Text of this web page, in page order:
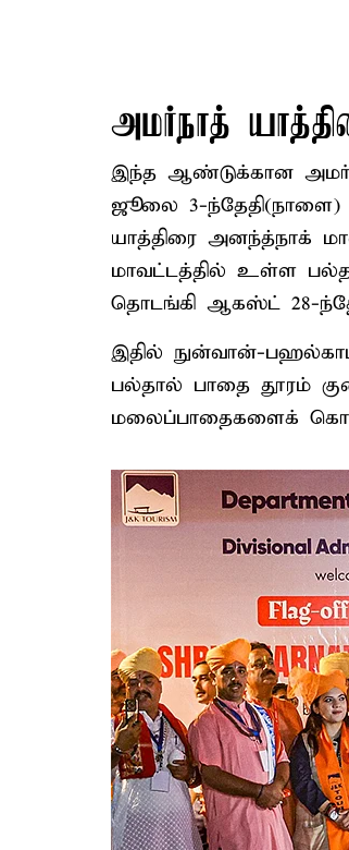
அமர்நாத்
இந்த ஆண்டுக்கான
ஜூலை 3-
யாத்திரை அனந்த்நாக்
மாவட்டத்தில் உள்ள
தொடங்கி ஆகஸ்ட் 28-
இதில் நுன்வான்-
பல்தால் பாதை தூரம்
மலைப்பாதைகளைக்